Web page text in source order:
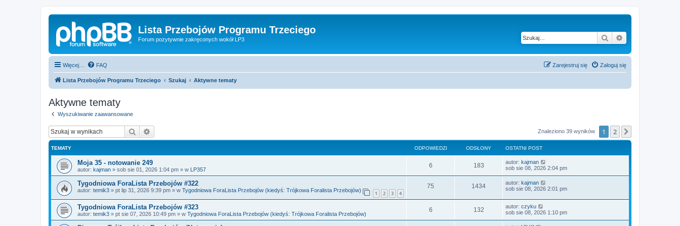
Lista Przebojów Programu Trzeciego
Forum pozytywnie zakręconych wokół LP3 Szukaj
Więcej… FAQ Zaloguj się
Zarejestruj się
Lista Przebojów Programu Trzeciego Szukaj Aktywne tematy
Aktywne tematy
Wyszukiwanie zaawansowane
Szukaj Znaleziono 39 wyników 1 2
TEMATY ODPOWIEDZI ODSŁONY OSTATNI POST
Moja 35 - notowanie 249
autor: kajman » sob sie 01, 2026 1:04 pm » w LP357
6O
d
183O
d
O
s
t
n
o
s
t
autor: kajman
sob sie 08, 2026 2:04 pm
Tygodniowa ForaLista Przebojów #322
autor: temik3 » pt lip 31, 2026 9:39 pm » w Tygodniowa ForaLista Przebojów (kiedyś: Trójkowa Foralista Przebojów) 1 2 3 4
75
d
1434O
d
O
s
a
t
n
autor: kajman
sob sie 08, 2026 2:01 pm
Tygodniowa ForaLista Przebojów #323
autor: temik3 » pt sie 07, 2026 10:49 pm » w Tygodniowa ForaLista Przebojów (kiedyś: Trójkowa Foralista Przebojów)
6O
d
132O
d
O
s
autor: czyku
sob sie 08, 2026 1:10 pm